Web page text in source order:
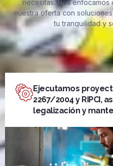
necesitas. Nos enfocamos
nuestra oferta con
tu tranquilidad y
Ejecutamos
2267/2004 y RIPCI,
legalización y